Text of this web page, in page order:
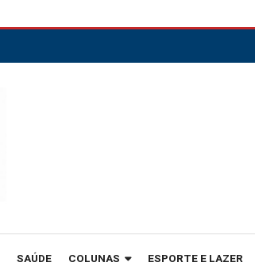
SAÚDE COLUNAS ESPORTE E LAZER